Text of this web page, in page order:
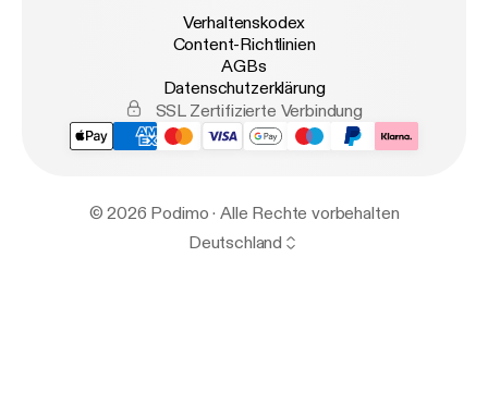
Verhaltenskodex
Content-Richtlinien
AGBs
Datenschutzerklärung
SSL Zertifizierte Verbindung
© 2026 Podimo · Alle Rechte vorbehalten
Deutschland